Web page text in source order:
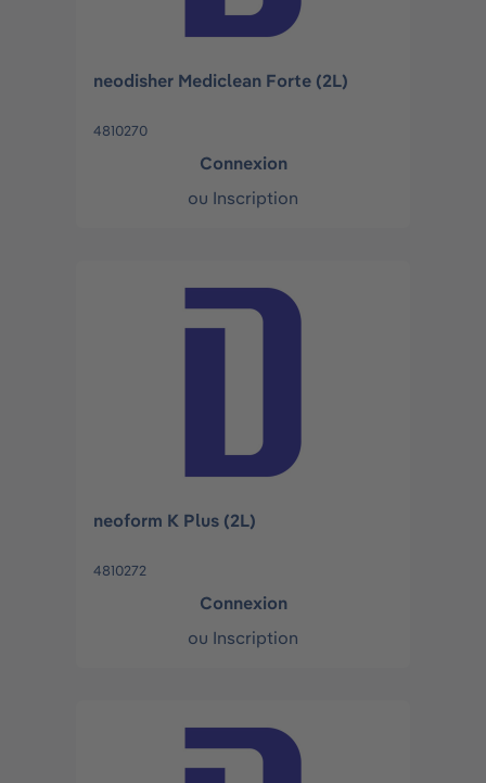
neodisher Mediclean Forte (2L)
4810270
Connexion
ou Inscription
neoform K Plus (2L)
4810272
Connexion
ou Inscription